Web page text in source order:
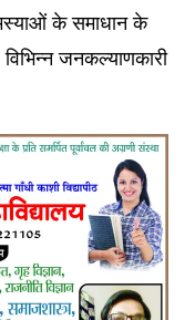
के समाधान के
जनकल्याणकारी